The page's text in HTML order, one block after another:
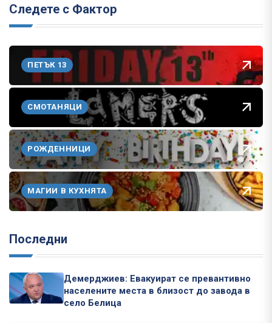
Следете с Фактор
ПЕТЪК 13
СМОТАНЯЦИ
РОЖДЕННИЦИ
МАГИИ В КУХНЯТА
Последни
Демерджиев: Евакуират се превантивно
населените места в близост до завода в
село Белица